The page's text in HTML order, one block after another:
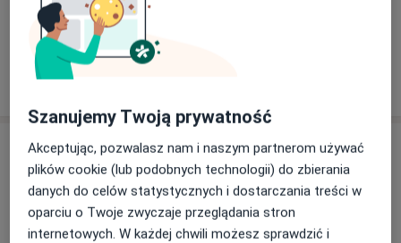
Od 100 zł Szczegóły
W jaki sposób ustalane są ceny?
Adres
Magodoncja
Grochowska 323, Praga-Południe , 03-823
Warszawa
Szanujemy Twoją prywatność
Akceptując, pozwalasz nam i naszym partnerom używać
plików cookie (lub podobnych technologii) do zbierania
danych do celów statystycznych i dostarczania treści w
oparciu o Twoje zwyczaje przeglądania stron
internetowych. W każdej chwili możesz sprawdzić i